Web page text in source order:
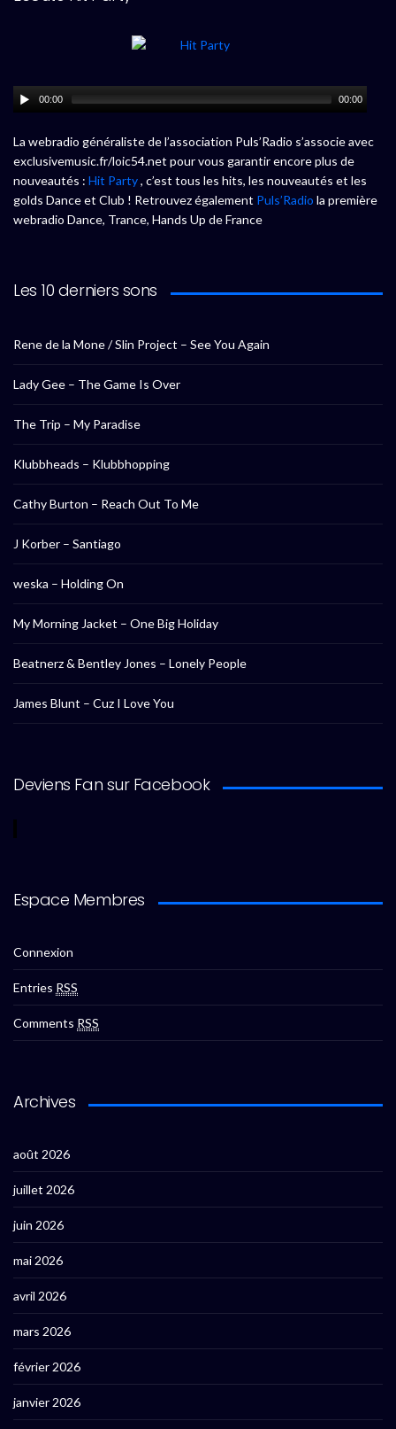
00:00 00:00
La webradio généraliste de l’association Puls’Radio s’associe avec
exclusivemusic.fr/loic54.net pour vous garantir encore plus de
nouveautés : Hit Party, c’est tous les hits, les nouveautés et les
golds Dance et Club ! Retrouvez également Puls’Radio la première
webradio Dance, Trance, Hands Up de France
Les 10 derniers sons
Rene de la Mone / Slin Project – See You Again
Lady Gee – The Game Is Over
The Trip – My Paradise
Klubbheads – Klubbhopping
Cathy Burton – Reach Out To Me
J Korber – Santiago
weska – Holding On
My Morning Jacket – One Big Holiday
Beatnerz & Bentley Jones – Lonely People
James Blunt – Cuz I Love You
Deviens Fan sur Facebook
Espace Membres
Connexion
Entries RSS
Comments RSS
Archives
août 2026
juillet 2026
juin 2026
mai 2026
avril 2026
mars 2026
février 2026
janvier 2026